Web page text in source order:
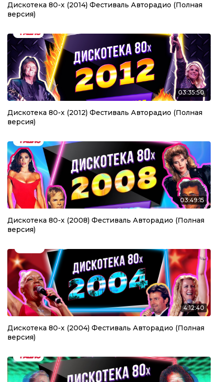
Дискотека 80-х (2014) Фестиваль Авторадио (Полная
версия)
03:35:50
Дискотека 80-х (2012) Фестиваль Авторадио (Полная
версия)
03:49:15
Дискотека 80-х (2008) Фестиваль Авторадио (Полная
версия)
4:12:40
Дискотека 80-х (2004) Фестиваль Авторадио (Полная
версия)